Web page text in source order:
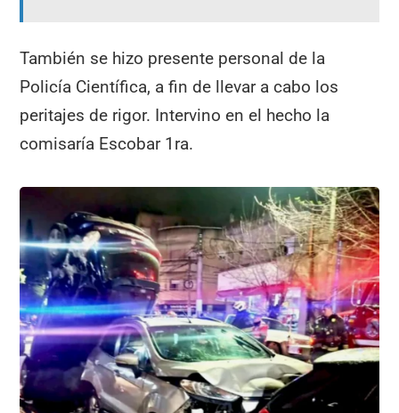
También se hizo presente personal de la
Policía Científica, a fin de llevar a cabo los
peritajes de rigor. Intervino en el hecho la
comisaría Escobar 1ra.